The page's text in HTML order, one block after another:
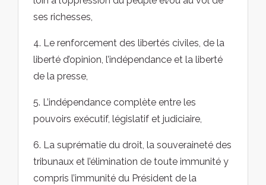
ses richesses,
4. Le renforcement des libertés civiles, de la
liberté d’opinion, l’indépendance et la liberté
de la presse,
5. L’indépendance complète entre les
pouvoirs exécutif, législatif et judiciaire,
6. La suprématie du droit, la souveraineté des
tribunaux et l’élimination de toute immunité y
compris l’immunité du Président de la